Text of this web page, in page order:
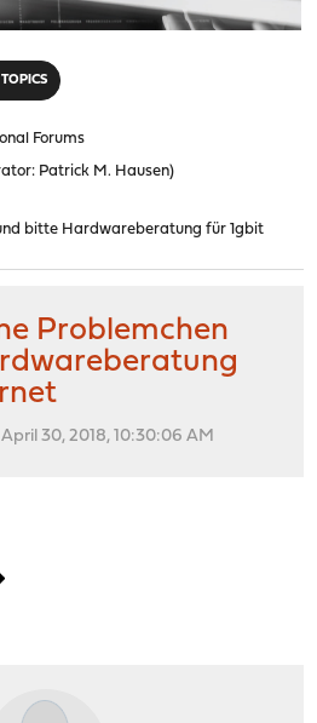
Forums
Patrick M. Hausen)
bitte Hardwareberatung für 1gbit
Problemchen
30, 2018, 10:30:06 AM